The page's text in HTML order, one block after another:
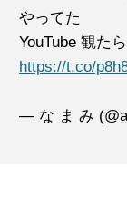
やってた
YouTube 観た
https://t.co/
— な ま み